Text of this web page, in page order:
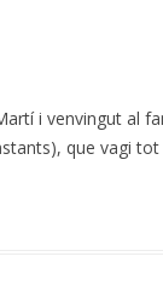
i venvingut al
que vagi